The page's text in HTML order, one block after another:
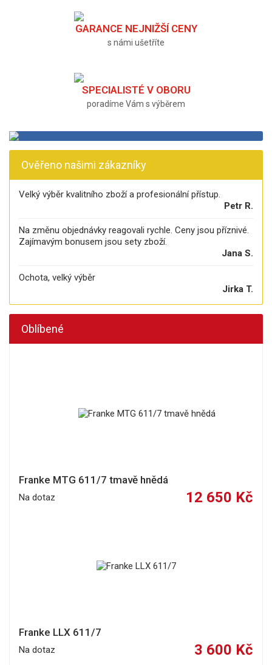
GARANCE NEJNIŽŠÍ CENY
s námi ušetříte
SPECIALISTÉ V OBORU
poradíme Vám s výběrem
Ověřeno našimi zákazníky
Velký výběr kvalitního zboží a profesionální přístup.
Petr R.
Na změnu objednávky reagovali rychle. Ceny jsou příznivé.
Zajímavým bonusem jsou sety zboží.
Jana S.
Ochota, velký výběr
Jirka T.
Oblíbené
Franke MTG 611/7 tmavě hnědá
Na dotaz 12 650 Kč
Franke LLX 611/7
Na dotaz 3 600 Kč